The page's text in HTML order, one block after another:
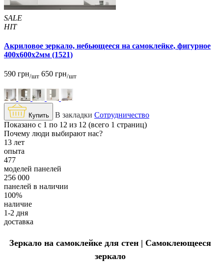
SALE
HIT
Акриловое зеркало, небьющееся на самоклейке, фигурное
400х600х2мм (1521)
590 грн/шт 650 грн/шт
Купить В закладки Сотрудничество
Показано с 1 по 12 из 12 (всего 1 страниц)
Почему люди выбирают нас?
13 лет
опыта
477
моделей панелей
256 000
панелей в наличии
100%
наличие
1-2 дня
доставка
Зеркало на самоклейке для стен | Самоклеющееся
зеркало